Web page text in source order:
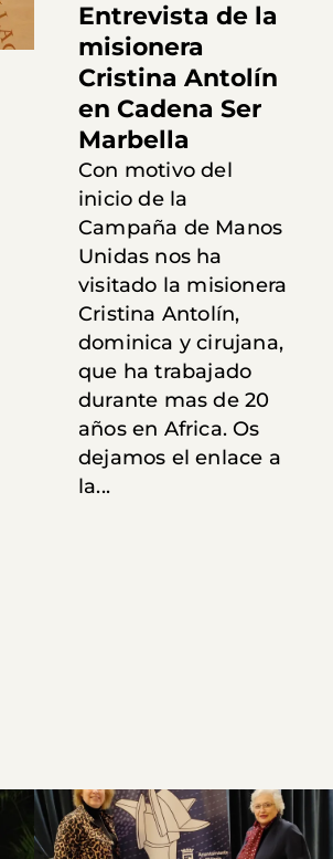
Entrevista de la
misionera
Cristina Antolín
en Cadena Ser
Marbella
Con motivo del
inicio de la
Campaña de Manos
Unidas nos ha
visitado la misionera
Cristina Antolín,
dominica y cirujana,
que ha trabajado
durante mas de 20
años en Africa. Os
dejamos el enlace a
la...